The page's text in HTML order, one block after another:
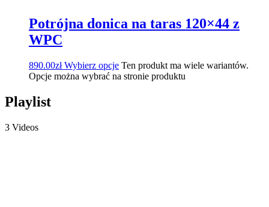
Potrójna donica na taras 120×44 z
WPC
890.00zł Wybierz opcje Ten produkt ma wiele wariantów.
Opcje można wybrać na stronie produktu
Playlist
3 Videos